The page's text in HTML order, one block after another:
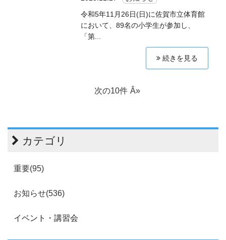
令和5年11月26日(日)に佐賀市立体育館
において、89名の小学生が参加し、
「第...
続きを見る
次の10件
カテゴリ
重要(95)
お知らせ(536)
イベント・講習会